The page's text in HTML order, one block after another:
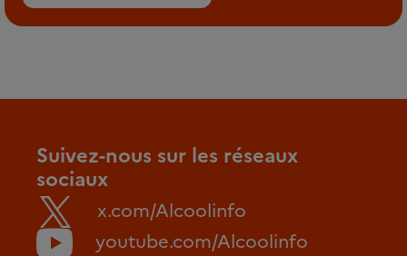
Suivez-nous sur les réseaux
sociaux
x.com/Alcoolinfo
youtube.com/Alcoolinfo